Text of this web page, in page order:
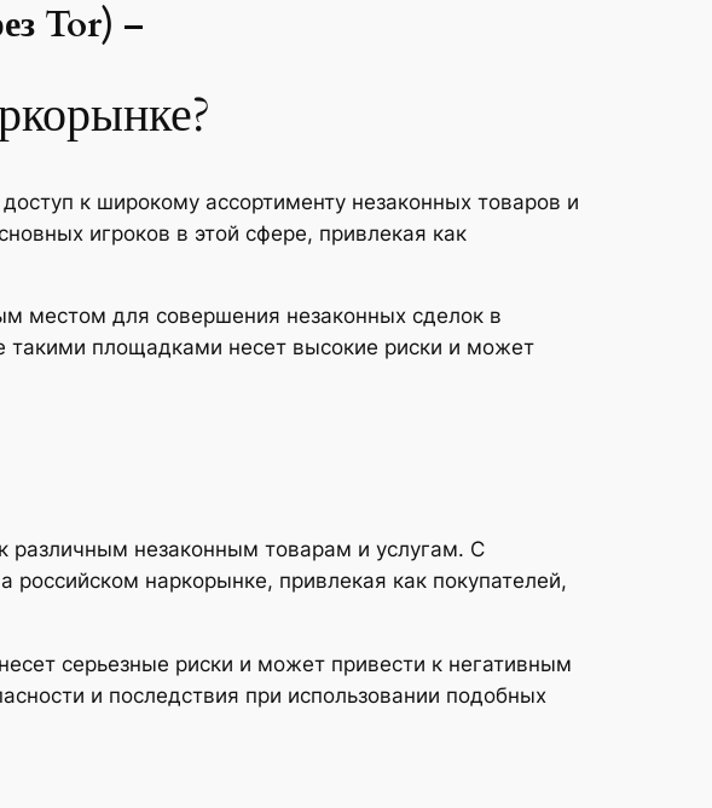
Tor) –
к широкому ассортименту незаконных товаров и
игроков в этой сфере, привлекая как
местом для совершения незаконных сделок в
такими площадками несет высокие риски и может
различным незаконным товарам и услугам. С
наркорынке, привлекая как покупателей,
серьезные риски и может привести к негативным
и последствия при использовании подобных